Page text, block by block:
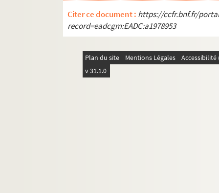
Citer ce document : https://ccfr.bnf.fr/
record=eadcgm:EADC:a1978953
Plan du site Mentions Légales
v 31.1.0